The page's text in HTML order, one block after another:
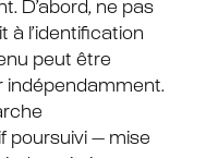
D’abord, ne pas
à l’identification
peut être
indépendamment.
poursuivi — mise